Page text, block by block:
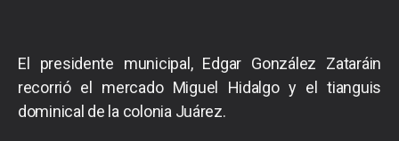
El presidente municipal, Edgar González Zataráin
recorrió el mercado Miguel Hidalgo y el tianguis
dominical de la colonia Juárez.